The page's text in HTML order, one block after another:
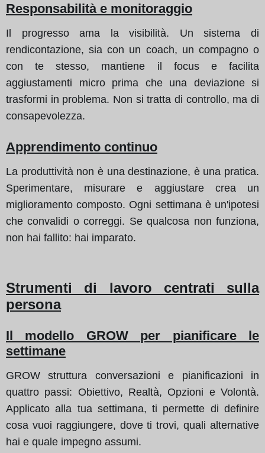
Responsabilità e monitoraggio
Il progresso ama la visibilità. Un sistema di
rendicontazione, sia con un coach, un compagno o
con te stesso, mantiene il focus e facilita
aggiustamenti micro prima che una deviazione si
trasformi in problema. Non si tratta di controllo, ma di
consapevolezza.
Apprendimento continuo
La produttività non è una destinazione, è una pratica.
Sperimentare, misurare e aggiustare crea un
miglioramento composto. Ogni settimana è un'ipotesi
che convalidi o correggi. Se qualcosa non funziona,
non hai fallito: hai imparato.
Strumenti di lavoro centrati sulla
persona
Il modello GROW per pianificare le
settimane
GROW struttura conversazioni e pianificazioni in
quattro passi: Obiettivo, Realtà, Opzioni e Volontà.
Applicato alla tua settimana, ti permette di definire
cosa vuoi raggiungere, dove ti trovi, quali alternative
hai e quale impegno assumi.